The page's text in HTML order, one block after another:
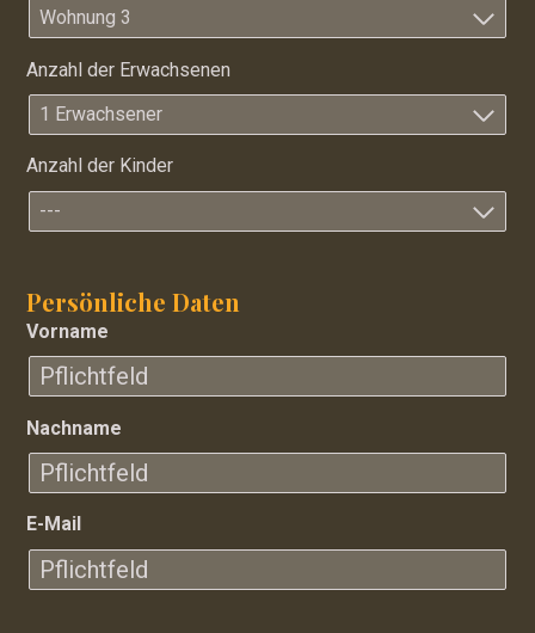
Wohnung 3
Anzahl der Erwachsenen
1 Erwachsener
Anzahl der Kinder
---
Persönliche Daten
Vorname
Nachname
E-Mail